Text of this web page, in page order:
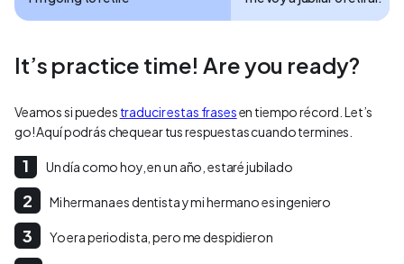
It’s practice time! Are you ready?
Veamos si puedes traducir estas frasesen tiempo récord. Let’s
go! Aquí podrás chequear tus respuestas cuando termines.
Un día como hoy, en un año, estaré jubilado
Mi hermana es dentista y mi hermano es ingeniero
Yo era periodista, pero me despidieron